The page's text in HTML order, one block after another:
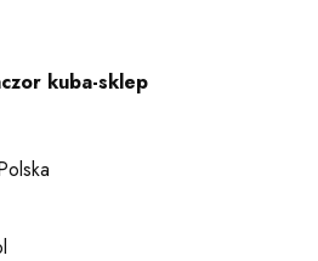
kuba-sklep